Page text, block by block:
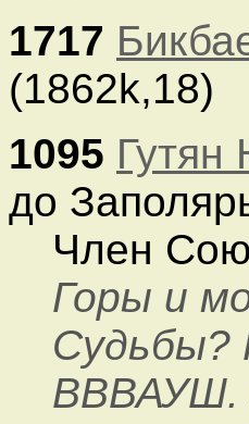
1717
(1862k,18)
1095
до
Член
Горы и
Судьбы?
ВВВАУШ.